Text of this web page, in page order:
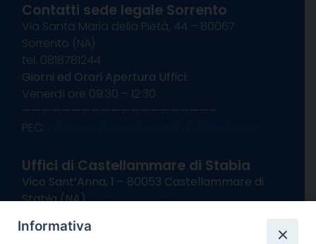
Contatti sede legale Sorrento
Via Santa Maria della Pietà, 44 – 80067
Sorrento (NA)
tel. 0818781244
Giorni ed Orari Apertura Uffici:
Venerdì ore 09:30 – 12:30
———————————————————–
PEC:
Uffici di Castellammare di Stabia
Vico Sant’Anna, 1 – 80053 Castellammare di
Stabia (NA)
Giorni ed Orari Apertura Uffici:
Informativa